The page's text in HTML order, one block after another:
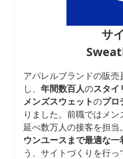
サ
アパレルブランドの販
し、 年間数百人のスタイ
メンズスウェットのプロ
りました。前職ではメ
延べ数万人の接客を担当
ウンユースまで最適な一
う、サイトづくりを行っ